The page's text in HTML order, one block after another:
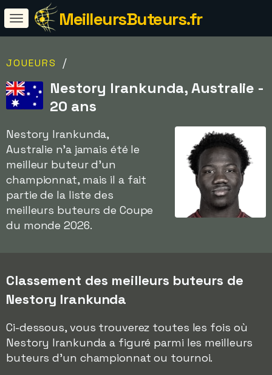
MeilleursButeurs.fr
JOUEURS /
Nestory Irankunda, Australie -
20 ans
Nestory Irankunda,
Australie n'a jamais été le
meilleur buteur d'un
championnat, mais il a fait
partie de la liste des
meilleurs buteurs de Coupe
du monde 2026.
Classement des meilleurs buteurs de
Nestory Irankunda
Ci-dessous, vous trouverez toutes les fois où
Nestory Irankunda a figuré parmi les meilleurs
buteurs d'un championnat ou tournoi.